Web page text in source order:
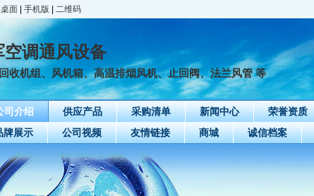
面 手机版 二维码
调通风设备
收机组、风机箱、高温排烟风机、止回阀、法兰风管 等
司介绍 供应产品 采购清单 新闻中心 荣誉资质
牌展示 公司视频 友情链接 商城 诚信档案